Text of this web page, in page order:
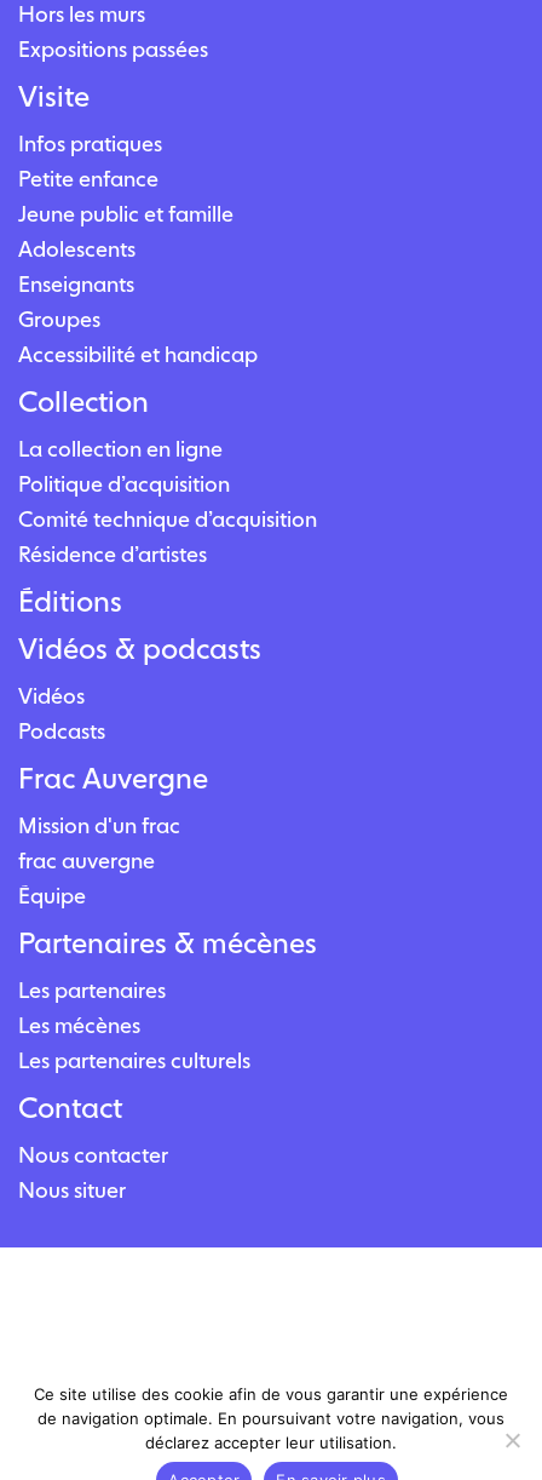
Hors les murs
Expositions passées
Visite
Infos pratiques
Petite enfance
Jeune public et famille
Adolescents
Enseignants
Groupes
Accessibilité et handicap
Collection
La collection en ligne
Politique d’acquisition
Comité technique d’acquisition
Résidence d’artistes
Éditions
Vidéos & podcasts
Vidéos
Podcasts
Frac Auvergne
Mission d'un frac
frac auvergne
Équipe
Partenaires & mécènes
Les partenaires
Les mécènes
Les partenaires culturels
Contact
Nous contacter
Nous situer
Ce site utilise des cookie afin de vous garantir une expérience
de navigation optimale. En poursuivant votre navigation, vous
déclarez accepter leur utilisation.